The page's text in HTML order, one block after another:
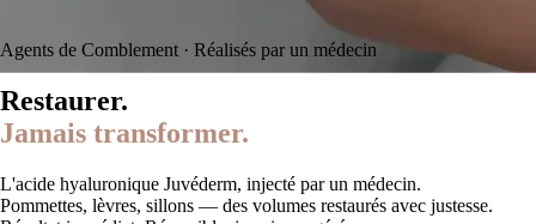
Agents de Comblement · Réalisés par un médecin
Restaurer.
Jamais transformer.
L'acide hyaluronique Juvéderm, injecté par un médecin.
Pommettes, lèvres, sillons — des volumes restaurés avec justesse.